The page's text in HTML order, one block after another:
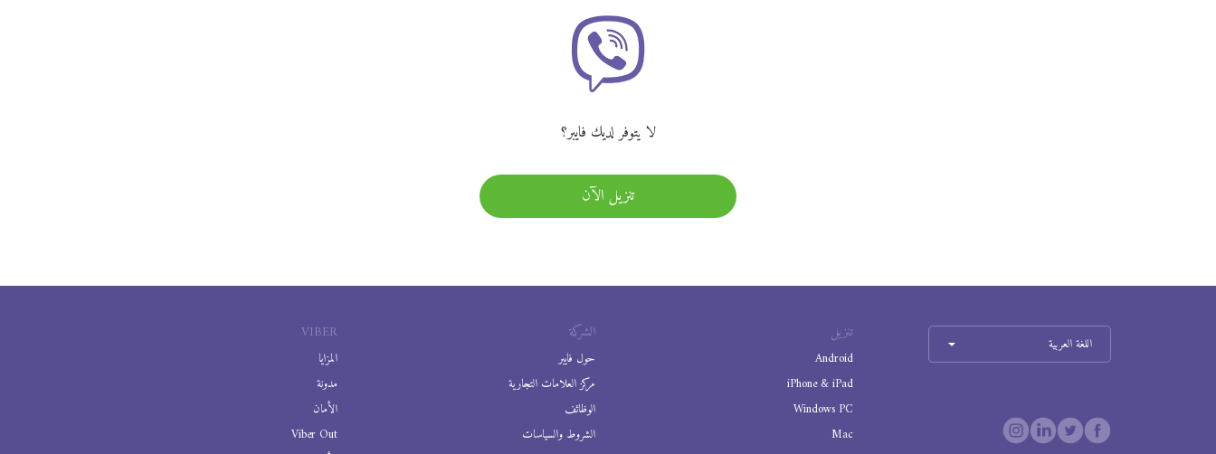
لا يتوفر لديك فايبر؟
تنزيل الآن
VIBER
المزايا
مدونة
الأمان
Viber Out
الشركة
حول فايبر
مركز العلامات التجارية
الوظائف
الشروط والسياسات
تنزيل
Android
iPhone & iPad
Windows PC
Mac
اللغة العربية